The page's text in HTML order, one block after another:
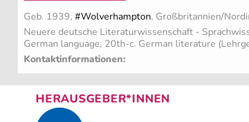
Geb. 1939, #Wolverhampton, Großbritannien/
Neuere deutsche Literaturwissenschaft -
German language; 20th-c. German literature
Kontaktinformationen:
HERAUSGEBER*INNEN